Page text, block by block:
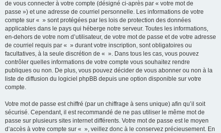
de vous connecter à votre compte (désigné ci-après par « votre mot de
passe ») et une adresse de courriel personnelle. Les informations de votre
compte sur « » sont protégées par les lois de protection des données
applicables dans le pays qui héberge notre serveur. Toutes les informations,
en-dehors de votre nom d’utilisateur, de votre mot de passe et de votre adresse
de courriel requis par « » durant votre inscription, sont obligatoires ou
facultatives, à la seule discrétion de « ». Dans tous les cas, vous pouvez
contrôler quelles informations de votre compte vous souhaitez rendre
publiques ou non. De plus, vous pouvez décider de vous abonner ou non à la
liste de diffusion du logiciel phpBB depuis une option disponible sur votre
compte.
Votre mot de passe est chiffré (par un chiffrage à sens unique) afin qu’il soit
sécurisé. Cependant, il est recommandé de ne pas utiliser le même mot de
passe sur plusieurs sites internet différents. Votre mot de passe est le moyen
d’accès à votre compte sur « », veillez donc à le conservez précieusement. En